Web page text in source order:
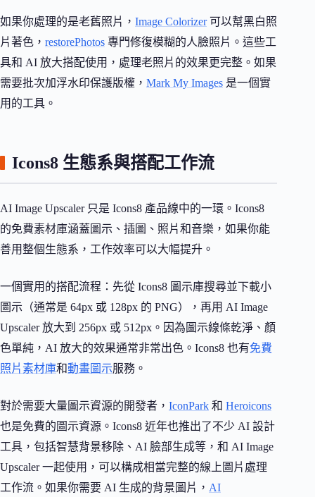
如果你處理的是老舊照片， Image Colorizer可以幫黑白照
片著色， restorePhotos 專門修復模糊的人臉照片。這些工
具和 AI 放大搭配使用，處理老照片的效果更完整。如果
需要批次加浮水印保護版權， Mark My Images 是一個實
用的工具。
Icons8 生態系與搭配工作流
AI Image Upscaler 只是 Icons8 產品線中的一環。Icons8
的免費素材庫涵蓋圖示、插圖、照片和音樂，如果你能
善用整個生態系，工作效率可以大幅提升。
一個實用的搭配流程：先從 Icons8 圖示庫搜尋並下載小
圖示（通常是 64px 或 128px 的 PNG），再用 AI Image
Upscaler 放大到 256px 或 512px。因為圖示線條乾淨、顏
色單純，AI 放大的效果通常非常出色。Icons8 也有免費
照片素材庫和動畫圖示服務。
對於需要大量圖示資源的開發者， IconPark 和 Heroicons
也是免費的圖示資源。Icons8 近年也推出了不少 AI 設計
工具，包括智慧背景移除、AI 臉部生成等，和 AI Image
Upscaler 一起使用，可以構成相當完整的線上圖片處理
工作流。如果你需要 AI 生成的背景圖片， AI